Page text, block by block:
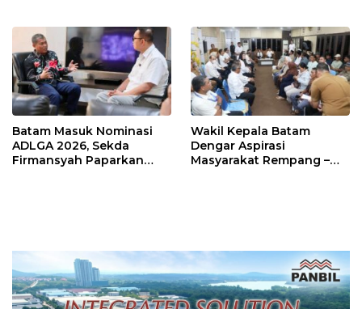
Batam Masuk Nominasi
ADLGA 2026, Sekda
Firmansyah Paparkan
Wakil Kepala Batam
Dengar Aspirasi
Masyarakat Rempang –